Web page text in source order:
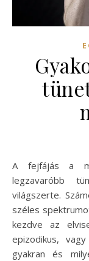
A fejfájás a modern élet egyik leggyakoribb és
legzavaróbb
világszerte.
széles
kezdve az
epizodikus,
gyakran és